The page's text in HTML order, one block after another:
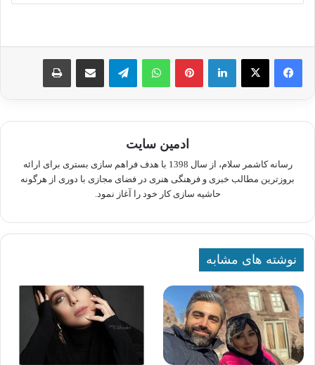
لینکدین پینترستواتس آپ تلگرام اشتراک گذاری از طریق ایمیل چاپ
ادمین سایت
رسانه کاشمر سلام، از سال 1398 با هدف فراهم سازی بستری برای ارائه
بروزترین مطالب خبری و فرهنگی هنری در فضای مجازی با دوری از هرگونه
حاشیه سازی کار خود را آغاز نمود.
نوشته های مشابه